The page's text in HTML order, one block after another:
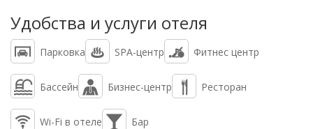
Удобства и услуги отеля
Парковка SPA-центр Фитнес центр
Бассейн Бизнес-центр Ресторан
Wi-Fi в отеле Бар